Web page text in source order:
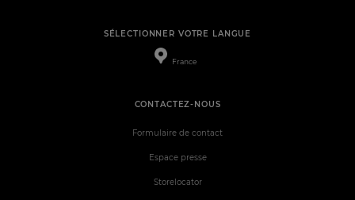
SÉLECTIONNER VOTRE LANGUE
France
CONTACTEZ-NOUS
Formulaire de contact
Espace presse
Storelocator